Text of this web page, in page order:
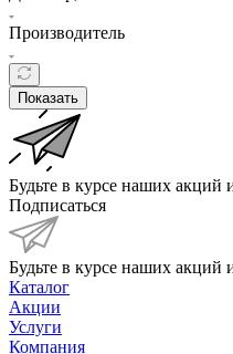
Производитель
Показать
Будьте в курсе наших акций
Подписаться
Будьте в курсе наших акций
Каталог
Акции
Услуги
Компания